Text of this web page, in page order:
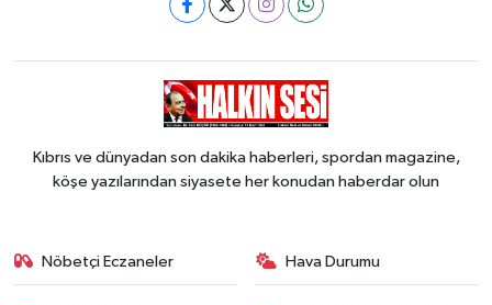
Kıbrıs ve dünyadan son dakika haberleri, spordan magazine,
köşe yazılarından siyasete her konudan haberdar olun
Nöbetçi Eczaneler Hava Durumu